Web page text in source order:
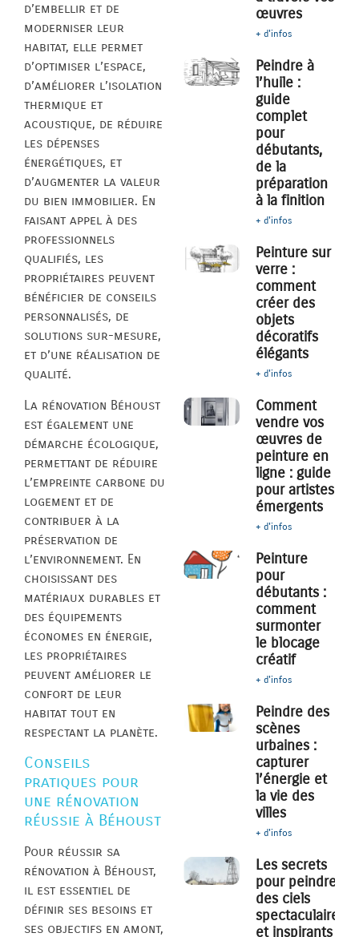
d’embellir et de
moderniser leur
habitat, elle permet
d’optimiser l’espace,
d’améliorer l’isolation
thermique et
acoustique, de réduire
les dépenses
énergétiques, et
d’augmenter la valeur
du bien immobilier. En
faisant appel à des
professionnels
qualifiés, les
propriétaires peuvent
bénéficier de conseils
personnalisés, de
solutions sur-mesure,
et d’une réalisation de
qualité.
La rénovation Béhoust
est également une
démarche écologique,
permettant de réduire
l’empreinte carbone du
logement et de
contribuer à la
préservation de
l’environnement. En
choisissant des
matériaux durables et
des équipements
économes en énergie,
les propriétaires
peuvent améliorer le
confort de leur
habitat tout en
respectant la planète.
Conseils
pratiques pour
une rénovation
réussie à Béhoust
Pour réussir sa
rénovation à Béhoust,
il est essentiel de
définir ses besoins et
ses objectifs en amont,
œuvres
+ d'infos
Peindre à
l’huile :
guide
complet
pour
débutants,
de la
préparation
à la finition
+ d'infos
Peinture sur
verre :
comment
créer des
objets
décoratifs
élégants
+ d'infos
Comment
vendre vos
œuvres de
peinture en
ligne : guide
pour artistes
émergents
+ d'infos
Peinture
pour
débutants :
comment
surmonter
le blocage
créatif
+ d'infos
Peindre des
scènes
urbaines :
capturer
l’énergie et
la vie des
villes
+ d'infos
Les secrets
pour peindre
des ciels
spectaculaires
et inspirants